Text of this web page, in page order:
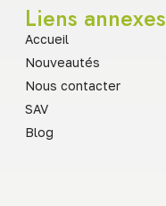
Liens annexes
Accueil
Nouveautés
Nous contacter
SAV
Blog